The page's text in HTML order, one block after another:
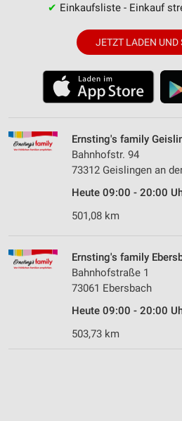
✔ Einkaufsliste - Einkauf
JETZT LADEN UND
Ernsting's family
Bahnhofstr. 94
73312 Geislingen an
Heute 09:00 - 20:00
501,08 km
Ernsting's family
Bahnhofstraße 1
73061 Ebersbach
Heute 09:00 - 20:00
503,73 km